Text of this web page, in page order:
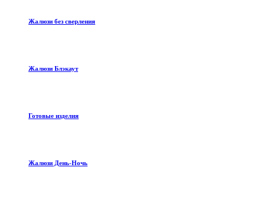
Жалюзи без сверления
Жалюзи Блэкаут
Готовые изделия
Жалюзи День-Ночь